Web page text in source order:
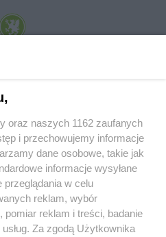
Internetowy Serwis Informacyjny Miasta
HOSTING
RSS FACEBOOK KONTAKT
oraz naszych 1162 zaufanych
i przechowujemy informacje
dane osobowe, takie jak
informacje wysyłane
przeglądania w celu
reklam, wybór
reklam i treści, badanie
Za zgodą Użytkownika